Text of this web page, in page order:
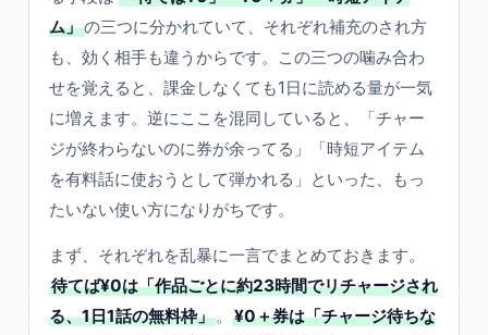
ム」の三つに分かれていて、それぞれ補充のされ方
も、効く相手も違うからです。この三つの噛み合わ
せを覚えると、課金しなくても1日に読める量が一気
に増えます。逆にここを混同していると、「チャー
ジが終わらないのに券が余ってる」「時短アイテム
を有料話に使おうとして弾かれる」といった、もっ
たいない使い方になりがちです。
まず、それぞれを乱暴に一言でまとめておきます。
待てば¥0は「作品ごとに約23時間でリチャージされ
る、1日1話の無料枠」。
¥0＋券は「チャージ待ちな